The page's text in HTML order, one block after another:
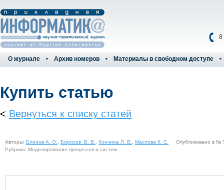
8
О журнале Архив номеров Материалы в свободном доступе
Купить статью
< Вернуться к списку статей
Авторы: Блинов А. О. Борисов В. В. Кончина Л. В. Маслова К. С.
Опубликовано в №
Рубрика: Моделирование процессов и систем